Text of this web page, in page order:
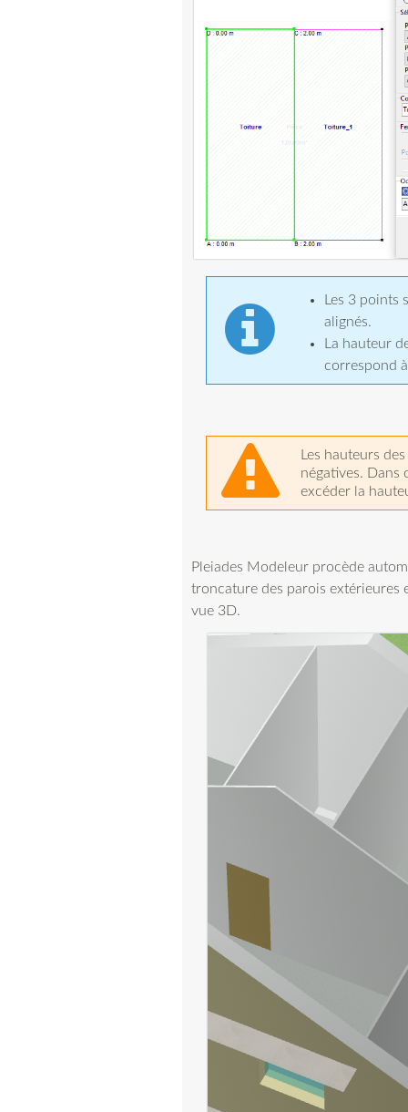
Les 3 points
alignés.
La hauteur
correspond
Les hauteurs
négatives. Dans
excéder la
Pleiades Modeleur procède
troncature des parois extérieures
vue 3D.